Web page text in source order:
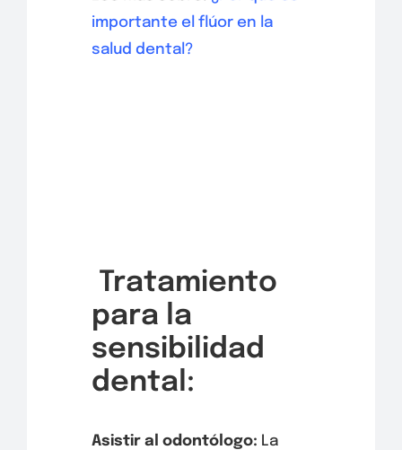
importante el flúor en la
salud dental?
Tratamiento
para la
sensibilidad
dental:
Asistir al odontólogo: La